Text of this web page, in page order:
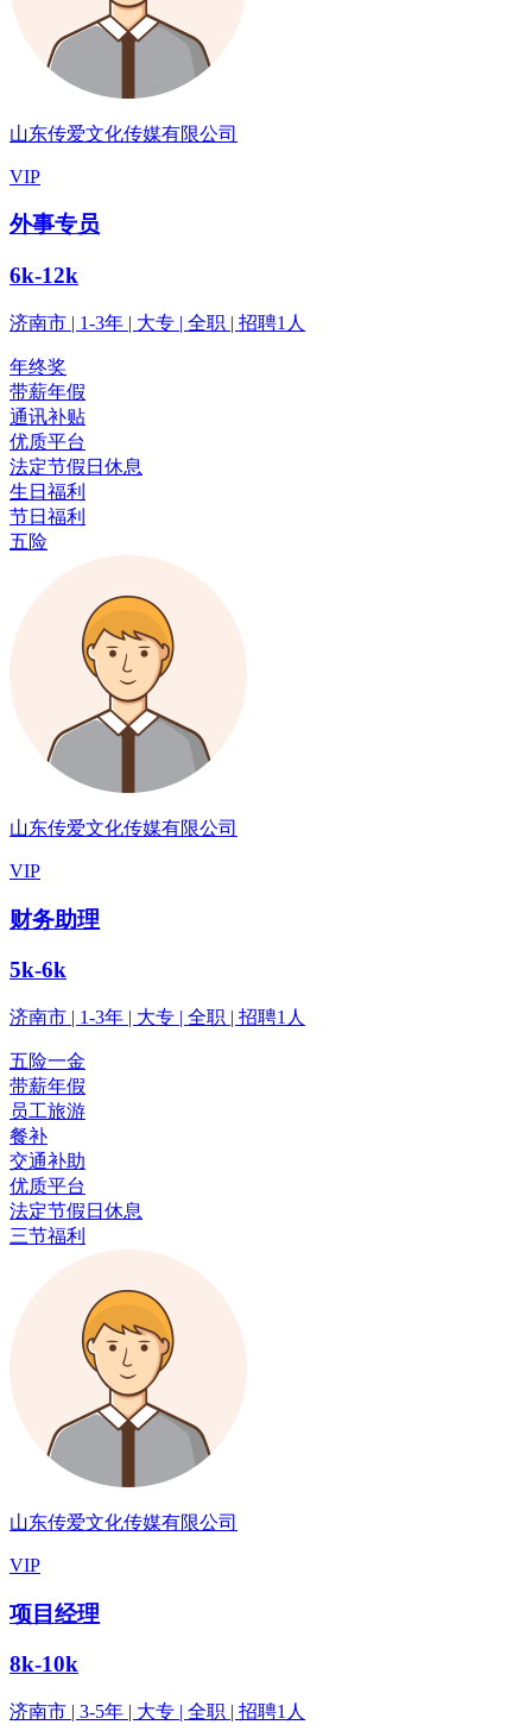
山东传爱文化传媒有限公司
VIP
外事专员
6k-12k
济南市 | 1-3年 | 大专 | 全职 | 招聘1人
年终奖
带薪年假
通讯补贴
优质平台
法定节假日休息
生日福利
节日福利
五险
山东传爱文化传媒有限公司
VIP
财务助理
5k-6k
济南市 | 1-3年 | 大专 | 全职 | 招聘1人
五险一金
带薪年假
员工旅游
餐补
交通补助
优质平台
法定节假日休息
三节福利
山东传爱文化传媒有限公司
VIP
项目经理
8k-10k
济南市 | 3-5年 | 大专 | 全职 | 招聘1人